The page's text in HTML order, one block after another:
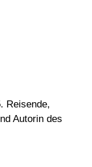
Reisende,
Autorin des